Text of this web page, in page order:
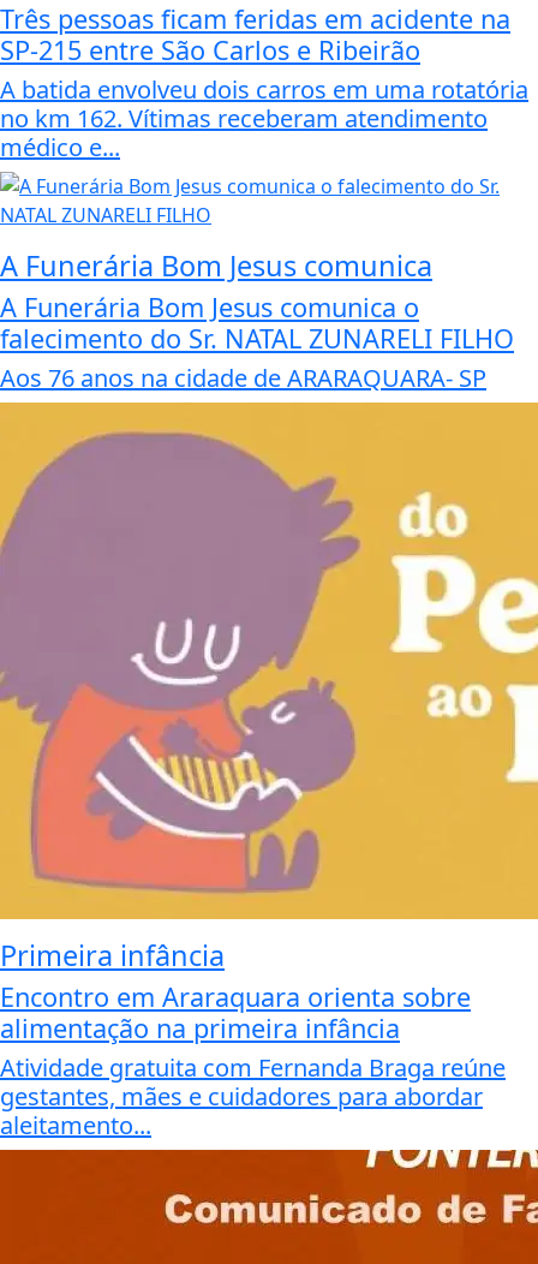
Três pessoas ficam feridas em acidente na
SP-215 entre São Carlos e Ribeirão
A batida envolveu dois carros em uma rotatória
no km 162. Vítimas receberam atendimento
médico e...
A Funerária Bom Jesus comunica
A Funerária Bom Jesus comunica o
falecimento do Sr. NATAL ZUNARELI FILHO
Aos 76 anos na cidade de ARARAQUARA- SP
Primeira infância
Encontro em Araraquara orienta sobre
alimentação na primeira infância
Atividade gratuita com Fernanda Braga reúne
gestantes, mães e cuidadores para abordar
aleitamento...